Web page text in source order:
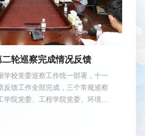
轮巡察完成情况反馈
学校党委巡察工作统一部署，十一
反馈工作全部完成，三个常规巡察
学院党委、工程学院党委、环境科
反馈巡察情况，基建领域专项巡察